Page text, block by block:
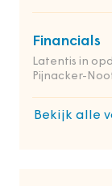
Financials
Latentis in
Pijnacker-
Bekijk alle